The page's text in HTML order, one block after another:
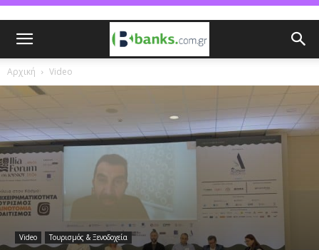
Αρχική Video
Video Τουρισμός & Ξενοδοχεία